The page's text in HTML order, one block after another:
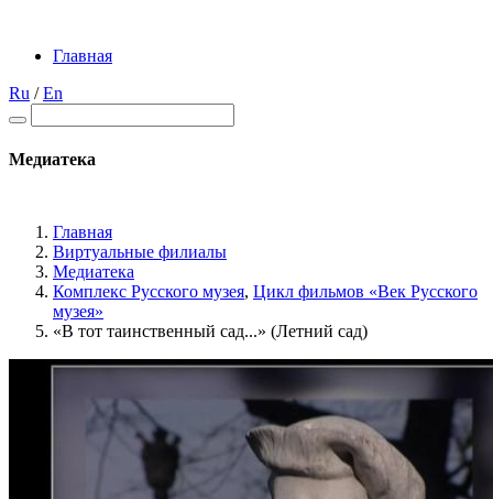
Главная
Ru /En
Медиатека
Главная
Виртуальные филиалы
Медиатека
Комплекс Русского музея, Цикл фильмов «Век Русского
музея»
«В тот таинственный сад...» (Летний сад)